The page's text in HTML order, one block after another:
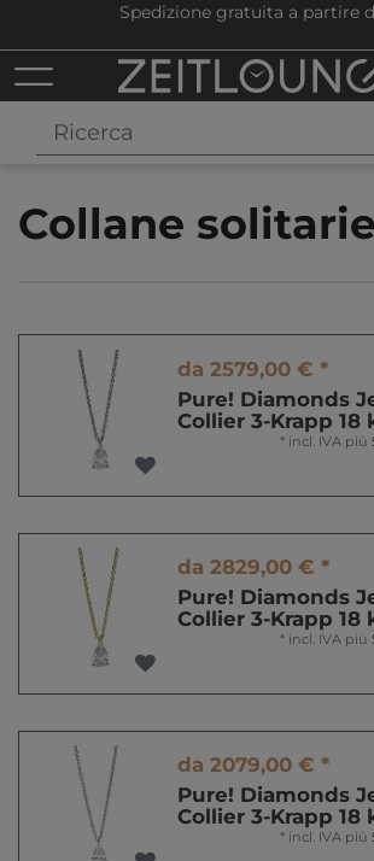
Spedizione gratuita a partire
Collane solitarie
da 2579,00 € *
Pure! Diamonds
Collier 3-Krapp 18
* incl. IVA più
da 2829,00 € *
Pure! Diamonds
Collier 3-Krapp 18
* incl. IVA più
da 2079,00 € *
Pure! Diamonds
Collier 3-Krapp 18
* incl. IVA più